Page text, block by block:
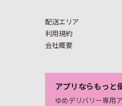
配送エリア
利用規約
会社概要
アプリならもっと
ゆめデリバリー専用